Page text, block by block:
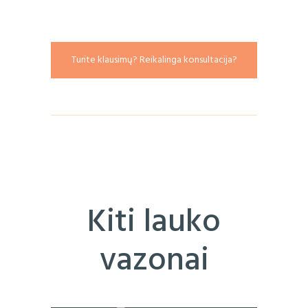
Turite klausimų? Reikalinga konsultacija?
Kiti lauko
vazonai